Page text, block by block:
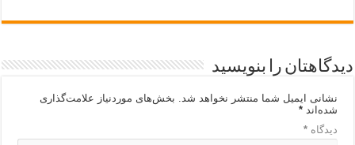
دیدگاهتان را بنویسید
نشانی ایمیل شما منتشر نخواهد شد.
بخش‌های موردنیاز علامت‌گذاری
شده‌اند*
دیدگاه*